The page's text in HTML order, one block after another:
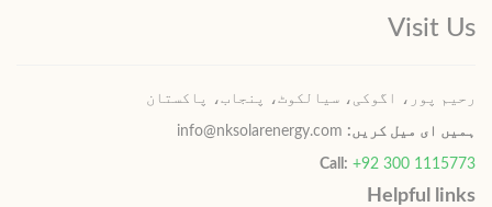
Visit Us
رحیم پور، اگوکی، سیالکوٹ، پنجاب، پاکستان
ہمیں ای میل کریں:
Call: +92 300 1115773
Helpful links